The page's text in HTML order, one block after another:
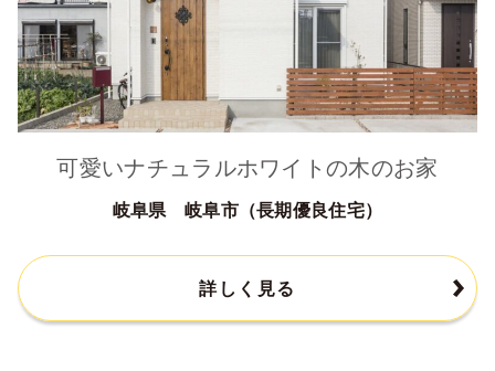
可愛いナチュラルホワイトの木のお家
岐阜県 岐阜市（長期優良住宅）
詳しく見る